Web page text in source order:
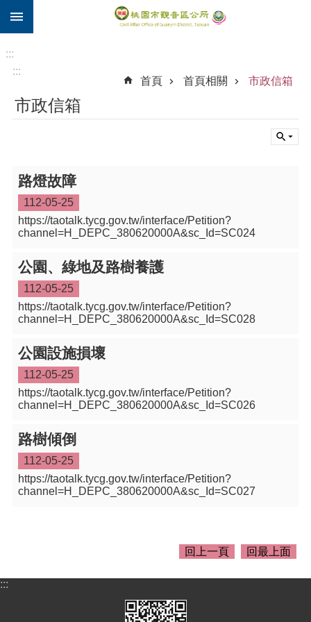
跳到主要內容區塊
市
民
階
搜
尋
觀
區
介
訊
息
公
告
活
便
民
資
訊
:::
:::
首頁
首頁相關 市政信箱
市政信箱
路燈故障
112-05-25
https://taotalk.tycg.gov.tw/interface/Petition?
channel=H_DEPC_380620000A&sc_Id=SC024
公園、綠地及路樹養護
112-05-25
https://taotalk.tycg.gov.tw/interface/Petition?
channel=H_DEPC_380620000A&sc_Id=SC028
公園設施損壞
112-05-25
https://taotalk.tycg.gov.tw/interface/Petition?
channel=H_DEPC_380620000A&sc_Id=SC026
路樹傾倒
112-05-25
https://taotalk.tycg.gov.tw/interface/Petition?
channel=H_DEPC_380620000A&sc_Id=SC027
回上一頁 回最上面
:::